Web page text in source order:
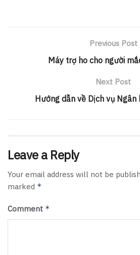
Previous Post
Máy trợ ho cho người
Next Post
Hướng dẫn về Dịch vụ Ngân
Leave a Reply
Your email address will not be
marked *
Comment *